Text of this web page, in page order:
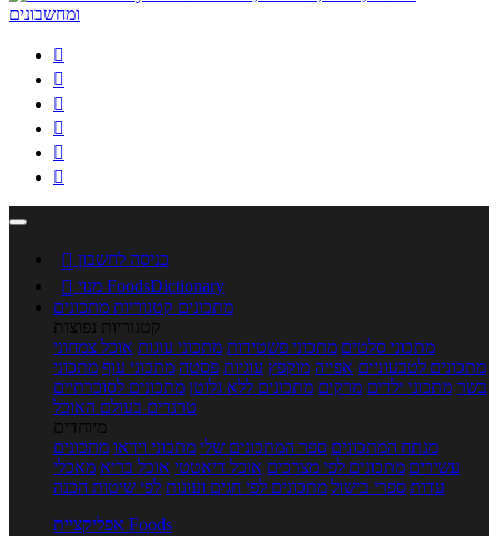






 כניסה לחשבון

מנוי FoodsDictionary
מתכונים קטגוריות מתכונים
קטגוריות נפוצות
מתכוני סלטים מתכוני פשטידות מתכוני עוגות אוכל צמחוני
מתכונים לטבעוניים אפייה מוקפץ עוגיות פסטה מתכוני עוף מתכוני
בשר מתכוני ילדים מרקים מתכונים ללא גלוטן מתכונים לסוכרתיים
טרנדים בעולם האוכל
מיוחדים
מנתח המתכונים ספר המתכונים שלי מתכוני וידאו מתכונים
עשירים מתכונים לפי מצרכים אוכל דיאטטי אוכל בריא מאכלי
עדות ספרי בישול מתכונים לפי חגים ועונות לפי שיטות הכנה
אפליקציית Foods